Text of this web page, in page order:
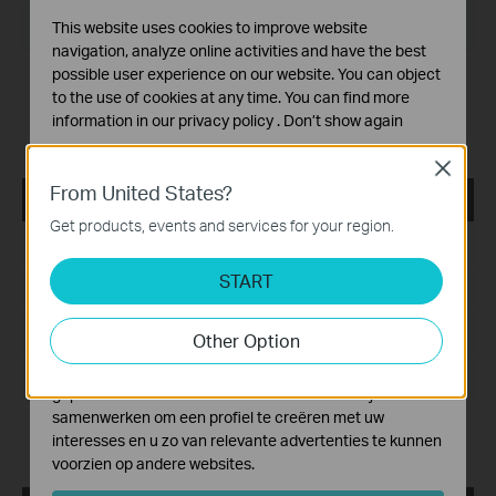
Besturingssysteem: Mac OS 12.5
Modification and bug fixes:
Newly support the G.hn products like
PG2400P/PG2405P/PG1200;
Support the newest MACOS System(Monterey 12.5)
tpPLC_ Utility _Windows 7/8/8.1/10/11
Taal:
Bestandsgrootte: 72.37 MB
Modification and bug fixes:
Compatible with the new G.hn PLC models
From United States?
Get products, events and services for your region.
START
Other Option
Close
This website uses cookies to improve website
navigation, analyze online activities and have the best
possible user experience on our website. You can object
to the use of cookies at any time. You can find more
information in our privacy policy . Don’t show again
Deze cookies zijn noodzakelijk voor de werking van de
website en kunnen niet worden uitgeschakeld.
Cookies voor analyse geven ons de mogelijkheid uw
activiteiten op onze website te volgen en zo de
functionaliteit van de website aan te passen en te
verbeteren.
Marketing cookies kunnen op onze website worden
geplaatst door externe adverteerders waar wij mee
samenwerken om een profiel te creëren met uw
interesses en u zo van relevante advertenties te kunnen
voorzien op andere websites.